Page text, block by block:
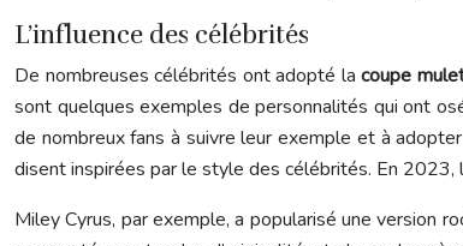
L’influence des célébrités
De nombreuses célébrités ont adopté lacoupe
sont quelques exemples de personnalités qui ont
de nombreux fans à suivre leur exemple et à
disent inspirées par le style des célébrités. En
Miley Cyrus, par exemple, a popularisé une version